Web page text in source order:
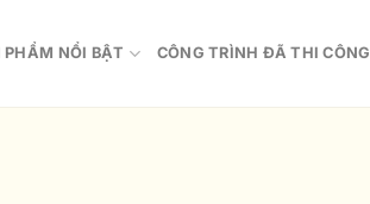
PHẨM NỔI BẬT CÔNG TRÌNH ĐÃ THI CÔNG